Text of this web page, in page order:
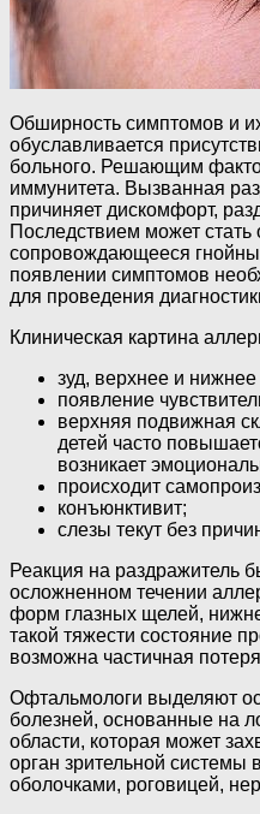
Обширность симптомов и
обуславливается
больного. Решающим
иммунитета. Вызванная
причиняет дискомфорт,
Последствием может
сопровождающееся
появлении симптомов
для проведения
Клиническая картина
зуд, верхнее и
появление
верхняя подвижная
детей часто
возникает
происходит
конъюнктивит;
слезы текут без
Реакция на раздражитель
осложненном течении
форм глазных щелей,
такой тяжести состояние
возможна частичная
Офтальмологи выделяют
болезней, основанные на
области, которая может
орган зрительной системы
оболочками, роговицей,